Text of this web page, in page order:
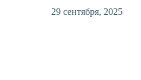
29 сентября, 2025